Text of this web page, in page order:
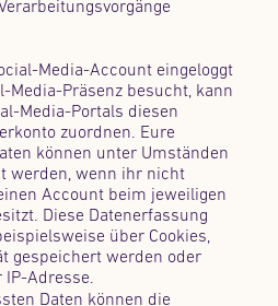
Media-Account eingeloggt
Media-Präsenz besucht, kann
Media-Portals diesen
zuordnen. Eure
können unter Umständen
werden, wenn ihr nicht
Account beim jeweiligen
Diese Datenerfassung
über Cookies,
gespeichert werden oder
IP-Adresse.
Daten können die